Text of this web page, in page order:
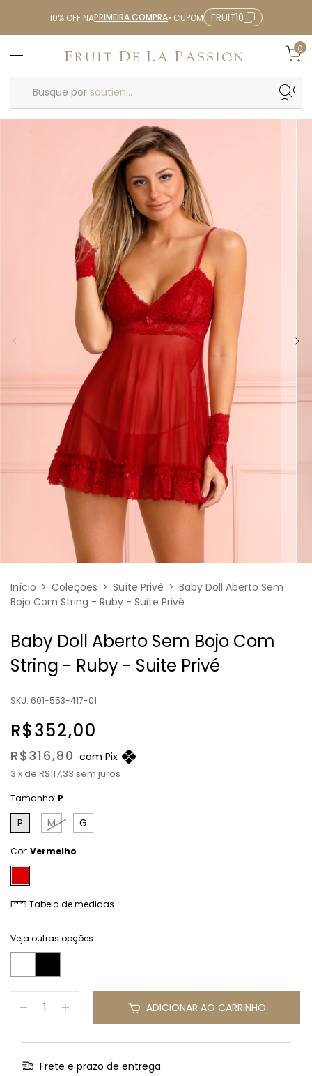
10% OFF NAPRIMEIRA COMPRA• CUPOM FRUIT10
0
Busque por soutien...
Início > Coleções > Suíte Privé > Baby Doll Aberto Sem
Bojo Com String - Ruby - Suite Privé
Baby Doll Aberto Sem Bojo Com
String - Ruby - Suite Privé
SKU: 601-553-417-01
R$352,00
R$316,80 com Pix
3 xde R$117,33 sem juros
Tamanho: P
P
M G
Cor: Vermelho
Tabela de medidas
Veja outras opções
ADICIONAR AO CARRINHO
Frete e prazo de entrega